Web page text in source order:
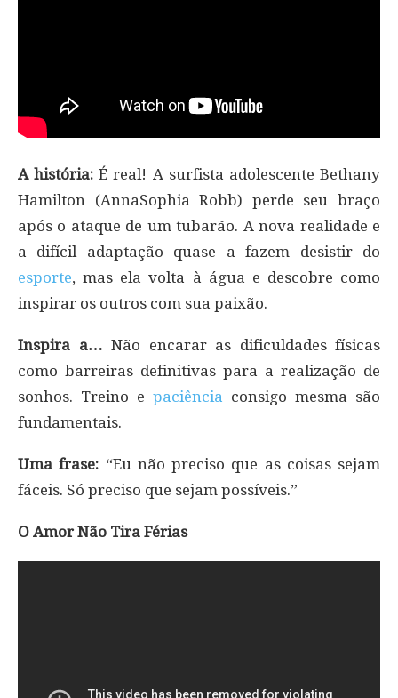
A história: É real! A surfista adolescente Bethany
Hamilton (AnnaSophia Robb) perde seu braço
após o ataque de um tubarão. A nova realidade e
a difícil adaptação quase a fazem desistir do
esporte, mas ela volta à água e descobre como
inspirar os outros com sua paixão.
Inspira a… Não encarar as dificuldades físicas
como barreiras definitivas para a realização de
sonhos. Treino e paciência consigo mesma são
fundamentais.
Uma frase: “Eu não preciso que as coisas sejam
fáceis. Só preciso que sejam possíveis.”
O Amor Não Tira Férias